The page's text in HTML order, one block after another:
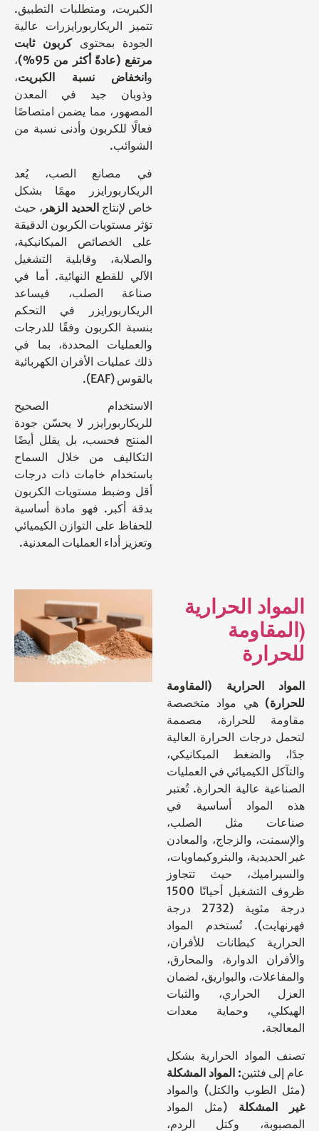
الكبريت، ومتطلبات التطبيق.
تتميز الريكاربورايزرات عالية
الجودة بمحتوى
كربون ثابت
مرتفع (عادةً أكثر من 95%)
،
انخفاض نسبة الكبريت
،
وذوبان جيد في المعدن
المصهور، مما يضمن امتصاصًا
فعالًا للكربون وأدنى نسبة من
الشوائب.
في مصانع الصب، يُعد
الريكاربورايزر مهمًا بشكل
خاص لإنتاجالحديد الزهر، حيث
تؤثر مستويات الكربون الدقيقة
على الخصائص الميكانيكية،
والصلابة، وقابلية التشغيل
الآلي للقطع النهائية. أما في
صناعة الصلب، فيساعد
الريكاربورايزر في التحكم
بنسبة الكربون وفقًا للدرجات
والعمليات المحددة، بما في
ذلك عمليات الأفران الكهربائية
بالقوس (EAF).
الاستخدام الصحيح
للريكاربورايزر لا يحسّن جودة
المنتج فحسب، بل يقلل أيضًا
التكاليف من خلال السماح
باستخدام خامات ذات درجات
أقل وضبط مستويات الكربون
بدقة أكبر. فهو مادة أساسية
للحفاظ على التوازن الكيميائي
وتعزيز أداء العمليات المعدنية.
الحرارية
الحرارية (المقاومة
هي مواد متخصصة
للحرارة، مصممة
درجات الحرارة العالية
والضغط الميكانيكي،
الكيميائي في العمليات
عالية الحرارة. تُعتبر
أساسية في
مثل الصلب،
والزجاج، والمعادن
والبتروكيماويات،
حيث تتجاوز
ظروف التشغيل أحيانًا 1500
درجة مئوية (2732 درجة
تُستخدم المواد
كبطانات للأفران،
الدوارة، والمحارق،
والبواريق، لضمان
الحراري، والثبات
وحماية معدات
الحرارية بشكل
فئتين: المواد المشكلة
والكتل) والمواد
(مثل المواد
وكتل الردم،